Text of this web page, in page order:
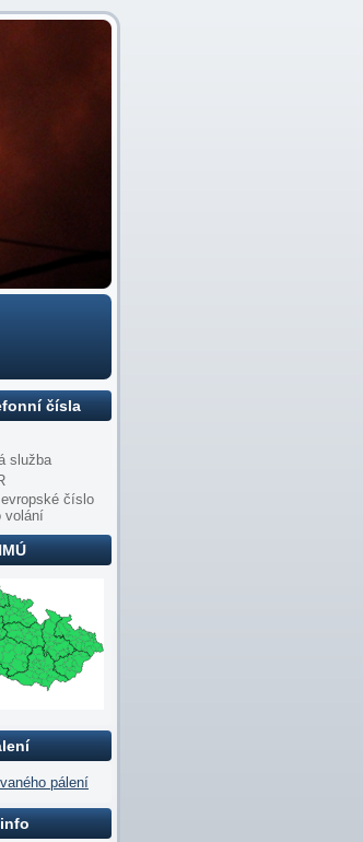
čísla
služba
číslo
volání
pálení